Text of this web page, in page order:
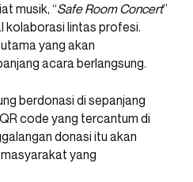
musik, “Safe Room Concert”
kolaborasi lintas profesi.
yang akan
acara berlangsung.
berdonasi di sepanjang
code yang tercantum di
donasi itu akan
yang